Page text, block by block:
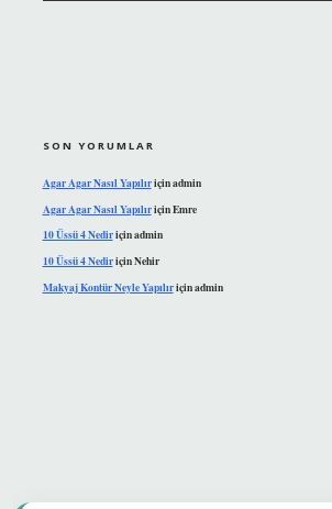
SON YORUMLAR
Agar Agar Nasıl Yapılıriçinadmin
Agar Agar Nasıl YapılıriçinEmre
10 Üssü 4 Nediriçinadmin
10 Üssü 4 NediriçinNehir
Makyaj Kontür Neyle Yapılıriçinadmin